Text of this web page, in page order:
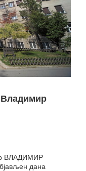
ВЛАДИМИР
дана